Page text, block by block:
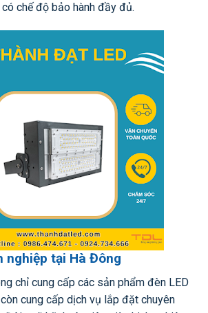
có chế độ bảo hành đầy đủ.
nghiệp tại Hà Đông
chỉ cung cấp các sản phẩm đèn LED
cung cấp dịch vụ lắp đặt chuyên